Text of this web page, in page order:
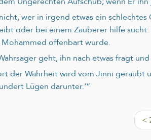
wer in irgend etwas ein
oder bei einem Zauberer hilfe
offenbart wurde.
geht, ihn nach etwas fragt
der Wahrheit wird vom Jinni geraubt
Lügen darunter.‘“
<